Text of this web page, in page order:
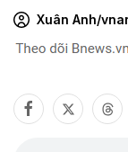
Xuân Anh/